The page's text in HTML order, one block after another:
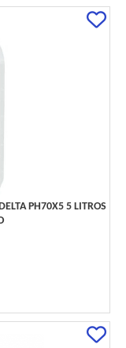
PH70X5 5 LITROS